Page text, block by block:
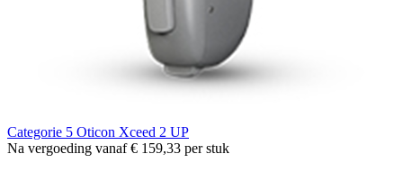
Categorie 5 Oticon Xceed 2 UP
Na vergoeding vanaf€ 159,33 per stuk